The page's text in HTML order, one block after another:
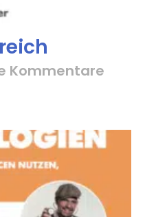
Kommentare